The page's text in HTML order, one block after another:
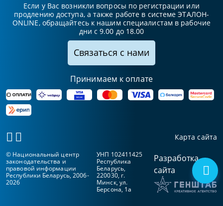
Если у Вас возникли вопросы по регистрации или
продлению доступа, а также работе в системе ЭТАЛОН-
ONLINE, обращайтесь к нашим специалистам в рабочие
дни с 9.00 до 18.00
Связаться с нами
Принимаем к оплате
Карта сайта
© Национальный центр
законодательства и
правовой информации
Республики Беларусь, 2006-
2026
УНП 102411425
Республика
Беларусь,
220030, г.
Минск, ул.
Берсона, 1а
Разработка
сайта